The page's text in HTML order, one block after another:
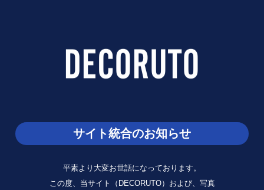
サイト統合のお知らせ
平素より大変お世話になっております。
この度、当サイト（DECORUTO）および、写真